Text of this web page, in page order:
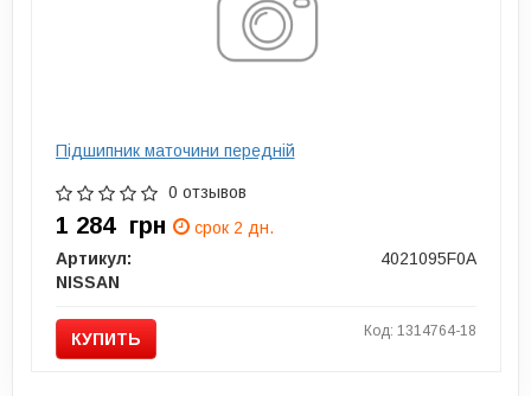
Підшипник маточини передній
0 отзывов
1 284 грн
срок 2 дн.
Артикул:
4021095F0A
NISSAN
КУПИТЬ Код: 1314764-18